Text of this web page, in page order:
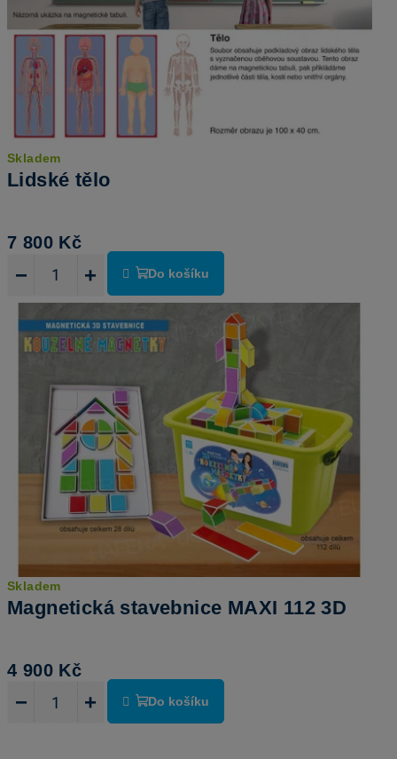
Skladem
Lidské tělo
7 800 Kč
+
− Do košíku
Skladem
Magnetická stavebnice MAXI 112 3D
4 900 Kč
+
− Do košíku